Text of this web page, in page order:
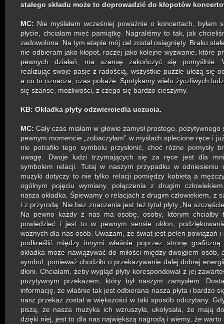
stałego składu może to doprowadzić do kłopotów
MC: Nie myślałam wcześniej poważnie o koncertach, byłam
płycie, chciałam mieć pamiątkę. Nagraliśmy to tak, jak
zadowolona. Na tym etapie mój cel został osiągnięty. Braku
nie odbieram jako kłopot, raczej jako kolejne wyzwanie, które
pewnych działań, ma szansę zakończyć się pomyślnie.
realizując swoje pasje z radością, wszystkie puzzle ułożą się
a co to oznacza, czas pokaże. Spotykamy wielu życzliwych
się szanse, możliwości, z czego się bardzo cieszymy.
KB: Okładka płyty odzwierciedla uczucia.
MC:Cały czas miałam w głowie zamysł prostego, pozytywnego
pewnym momencie „zobaczyłam” w myślach splecione ręce i
nie potrafiło tego symbolu przysłonić, choć różne pomysły
uwagę. Dwoje ludzi trzymających się za ręce jest dla
symbolem relacji. Tutaj w naszym przypadku w odniesieniu
muzyki dotyczy to nie tylko relacji pomiędzy kobietą a
ogólnym pojęciu wymiany, połączenia z drugim
nasza okładka. Śpiewamy o relacjach z drugim człowiekiem, z
i z przyrodą. Nie bez znaczenia jest też tytuł płyty „Na
Na pewno każdy z nas ma osobę, osoby, którym chciałby
powiedzieć i jest to w pewnym sensie ukłon,
ważnych dla nas osób. Uważam, że świat jest pełen powiązań i
podkreślić między innymi właśnie poprzez stronę
okładka może nawiązywać do miłości między dwojgiem osób,
symbol, ponieważ chodziło o przekazywanie dalej dobrej
dłoni. Chciałam, żeby wygląd płyty korespondował z jej
pozytywnym przekazem, który był naszym zamysłem.
informację, że właśnie tak jest odbierana nasza płyta i bardzo
nasz przekaz został w większości w taki sposób odczytany.
piszą, że nasza muzyka ich wzruszyła, ukołysała, że mają
dzięki niej, jest to dla nas największą nagrodą i wiemy, że warto